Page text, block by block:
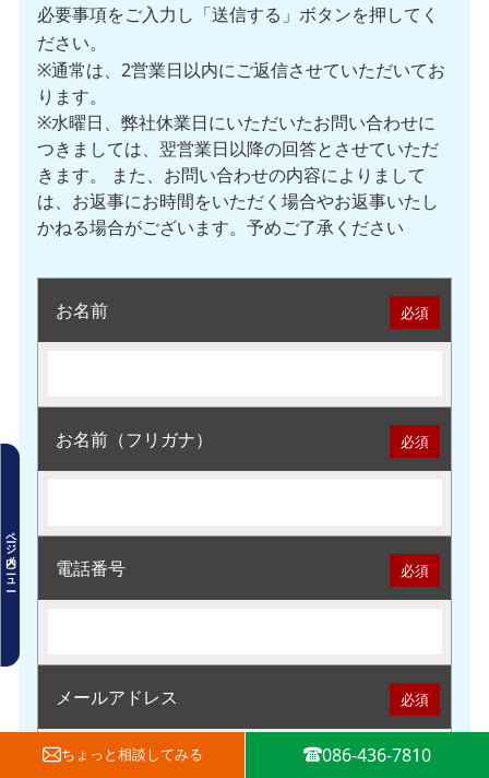
ページ内メニュー
物件詳細
周辺環境
地図・周辺環境
物件情報
お客様の不動産購入を支える3つの
特徴
購入の流れ
必要事項をご入力し「送信する」ボタンを押してく
ださい。
※通常は、2営業日以内にご返信させていただいてお
ります。
※水曜日、弊社休業日にいただいたお問い合わせに
つきましては、翌営業日以降の回答とさせていただ
きます。 また、お問い合わせの内容によりまして
は、お返事にお時間をいただく場合やお返事いたし
かねる場合がございます。予めご了承ください
お名前 必須
お名前（フリガナ） 必須
電話番号 必須
メールアドレス 必須
ちょっと相談してみる 086-436-7810